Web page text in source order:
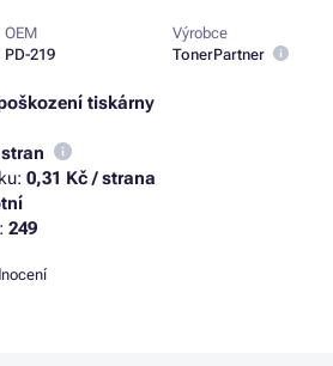
OEM
PD-219
Výrobce
TonerPartner
tiskárny
0,31 Kč / strana
249